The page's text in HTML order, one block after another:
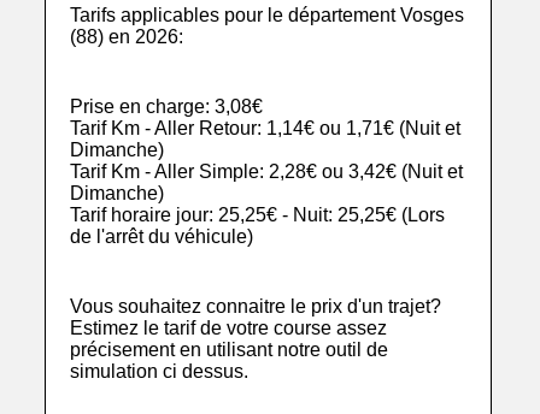
Tarifs applicables pour le département Vosges
(88) en 2026:
Prise en charge: 3,08€
Tarif Km - Aller Retour: 1,14€ ou 1,71€ (Nuit et
Dimanche)
Tarif Km - Aller Simple: 2,28€ ou 3,42€ (Nuit et
Dimanche)
Tarif horaire jour: 25,25€ - Nuit: 25,25€ (Lors
de l'arrêt du véhicule)
Vous souhaitez connaitre le prix d'un trajet?
Estimez le tarif de votre course assez
précisement en utilisant notre outil de
simulation ci dessus.